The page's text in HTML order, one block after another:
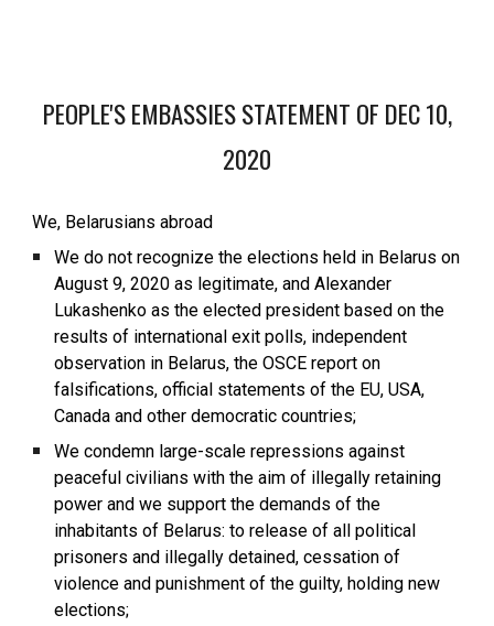
PEOPLE'S EMBASSIES STATEMENT OF DEC 10,
2020
We, Belarusians abroad
We do not recognize the elections held in Belarus on
August 9, 2020 as legitimate, and Alexander
Lukashenko as the elected president based on the
results of international exit polls, independent
observation in Belarus, the OSCE report on
falsifications, official statements of the EU, USA,
Canada and other democratic countries;
We condemn large-scale repressions against
peaceful civilians with the aim of illegally retaining
power and we support the demands of the
inhabitants of Belarus: to release of all political
prisoners and illegally detained, cessation of
violence and punishment of the guilty, holding new
elections;